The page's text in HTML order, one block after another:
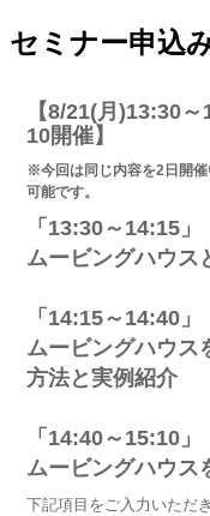
セミナー申込
【8/21(月)13:30
10開催​​​】
※今回は同じ内容を2日開
可能です。
「13:30～14:15」
ムービングハウス
「14:15～14:40」
ムービングハウス
方法と実例紹介
「14:40～15:10」
ムービングハウス
下記項目をご入力いただ